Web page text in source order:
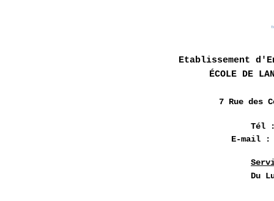
Etablissement
ÉCOLE DE
7 Rue des
Tél
E-mail
Du